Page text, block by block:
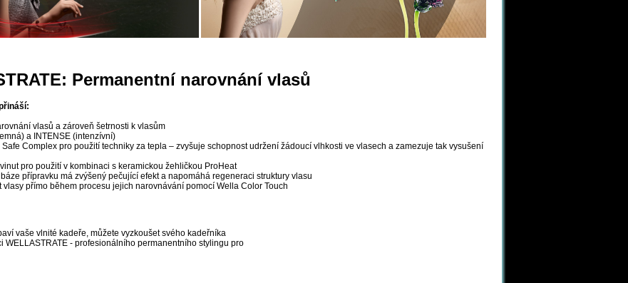
Permanentní narovnání vlasů
vlasů a zároveň šetrnosti k vlasům
a INTENSE (intenzívní)
Complex pro použití techniky za tepla – zvyšuje schopnost udržení žádoucí vlhkosti ve vlasech a zamezuje tak vysušení
pro použití v kombinaci s keramickou žehličkou ProHeat
přípravku má zvýšený pečující efekt a napomáhá regeneraci struktury vlasu
vlasy přímo během procesu jejich narovnávání pomocí Wella Color Touch
vaše vlnité kadeře, můžete vyzkoušet svého kadeřníka
WELLASTRATE - profesionálního permanentního stylingu pro